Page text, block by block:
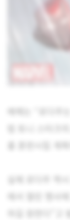
매체는 “로다주
럼 토니 스타크
를 훈련시킬 계
실제 로다주 역
에서 열린 행사
하길 원한다”고